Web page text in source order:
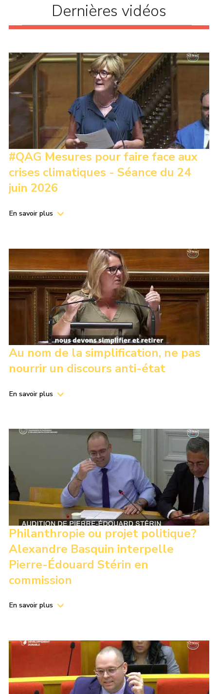
Dernières vidéos
#QAG Mesures pour faire face aux
crises climatiques - Séance du 24
juin 2026
En savoir plus
Au nom de la simplification, ne pas
nourrir un discours anti-état
En savoir plus
Philanthropie ou projet politique?
Alexandre Basquin interpelle
Pierre-Édouard Stérin en
commission
En savoir plus